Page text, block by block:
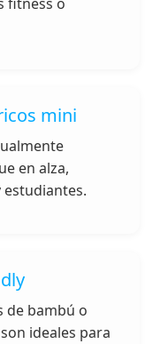
fitness o
mini
en alza,
estudiantes.
de bambú o
ideales para